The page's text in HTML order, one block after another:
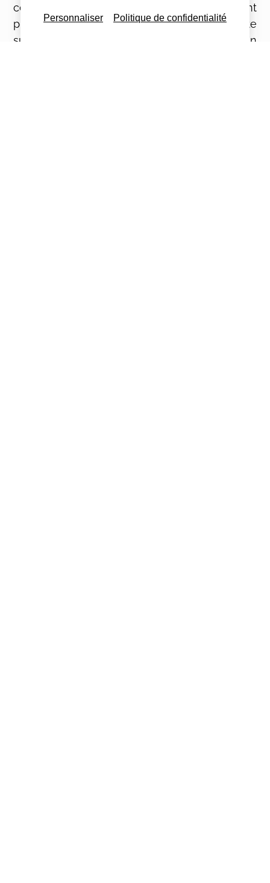
certification des logiciels de caisse. Initialement
prévue pour le 1er mars 2026, cette
suppression a été reportée au
. En
Personnaliser Politique de confidentialité